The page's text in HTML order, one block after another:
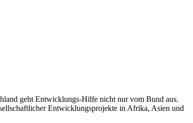
geht Entwicklungs-Hilfe nicht nur vom Bund aus.
Entwicklungsprojekte in Afrika, Asien und